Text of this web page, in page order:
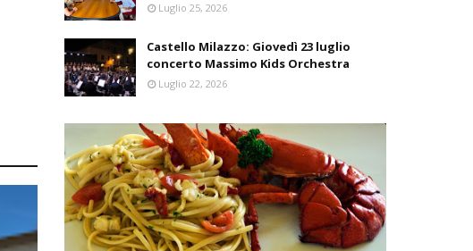
Luglio 25, 2026
Castello Milazzo: Giovedì 23 luglio
concerto Massimo Kids Orchestra
Luglio 22, 2026